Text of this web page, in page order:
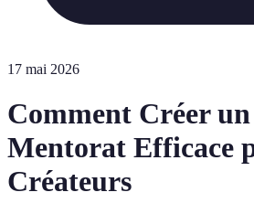
17 mai 2026
Comment Créer un
Mentorat Efficace
Créateurs